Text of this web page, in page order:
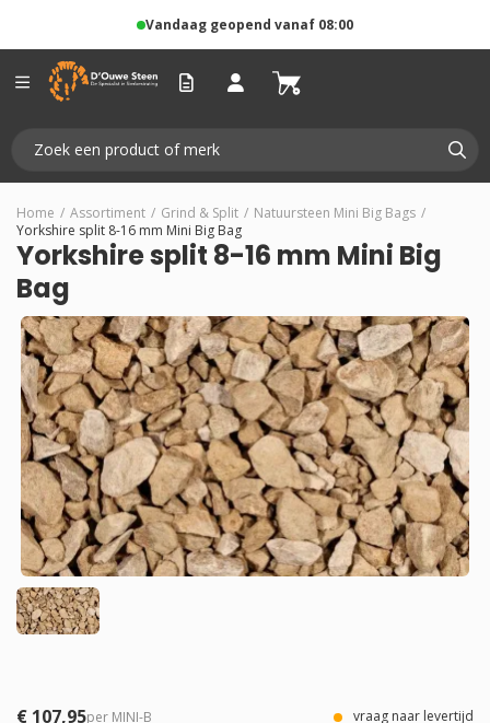
Vandaag geopend vanaf 08:00
Home / Assortiment / Grind & Split / Natuursteen Mini Big Bags /
Yorkshire split 8-16 mm Mini Big Bag
Yorkshire split 8-16 mm Mini Big
Bag
vraag naar levertijd
€ 107,95per MINI-B